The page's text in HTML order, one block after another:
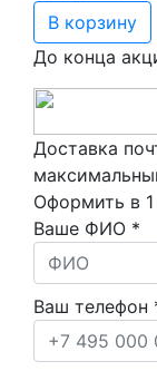
В корзину
До конца
Доставка
Оформить в 1
Ваше ФИО *
Ваш телефон